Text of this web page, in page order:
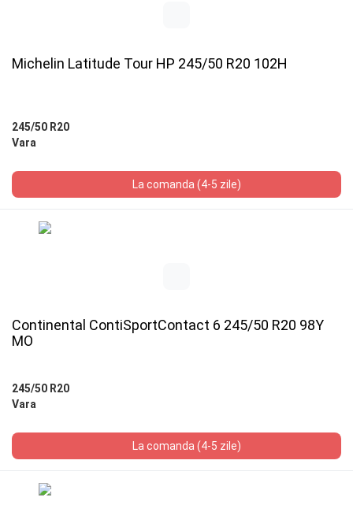
Michelin Latitude Tour HP 245/50 R20 102H
245/50 R20
Vara
La comanda (4-5 zile)
Continental ContiSportContact 6 245/50 R20 98Y
MO
245/50 R20
Vara
La comanda (4-5 zile)